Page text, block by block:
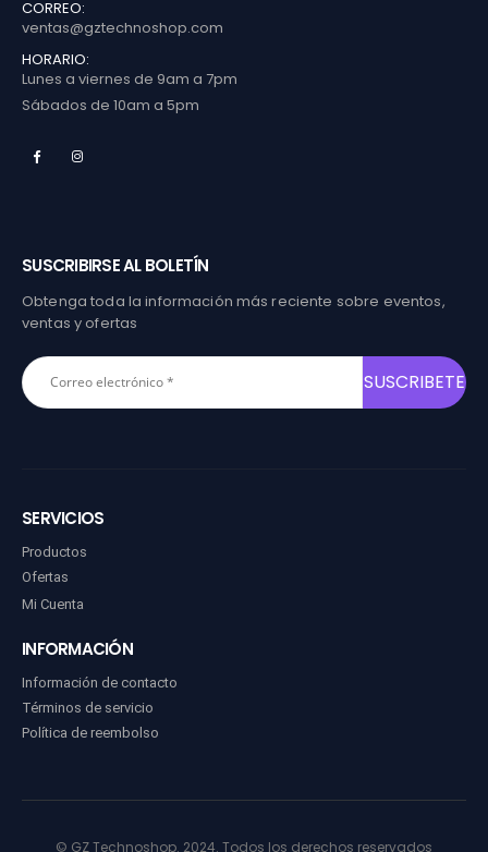
CORREO:
ventas@gztechnoshop.com
HORARIO:
Lunes a viernes de 9am a 7pm
Sábados de 10am a 5pm
SUSCRIBIRSE AL BOLETÍN
Obtenga toda la información más reciente sobre eventos,
ventas y ofertas
SERVICIOS
Productos
Ofertas
Mi Cuenta
INFORMACIÓN
Información de contacto
Términos de servicio
Política de reembolso
© GZ Technoshop. 2024. Todos los derechos reservados